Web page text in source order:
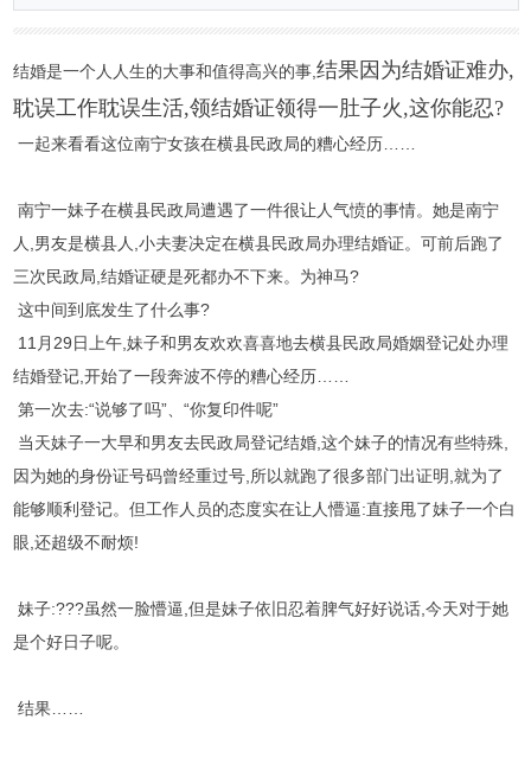
结婚是一个人人生的大事和值得高兴的事, 结果因为结婚证难办,
耽误工作耽误生活,领结婚证领得一肚子火,这你能忍?
一起来看看这位南宁女孩在横县民政局的糟心经历……
南宁一妹子在横县民政局遭遇了一件很让人气愤的事情。她是南宁
人,男友是横县人,小夫妻决定在横县民政局办理结婚证。可前后跑了
三次民政局,结婚证硬是死都办不下来。为神马?
这中间到底发生了什么事?
11月29日上午,妹子和男友欢欢喜喜地去横县民政局婚姻登记处办理
结婚登记,开始了一段奔波不停的糟心经历……
第一次去:“说够了吗”、“你复印件呢”
当天妹子一大早和男友去民政局登记结婚,这个妹子的情况有些特殊,
因为她的身份证号码曾经重过号,所以就跑了很多部门出证明,就为了
能够顺利登记。但工作人员的态度实在让人懵逼:直接甩了妹子一个白
眼,还超级不耐烦!
妹子:???虽然一脸懵逼,但是妹子依旧忍着脾气好好说话,今天对于她
是个好日子呢。
结果……